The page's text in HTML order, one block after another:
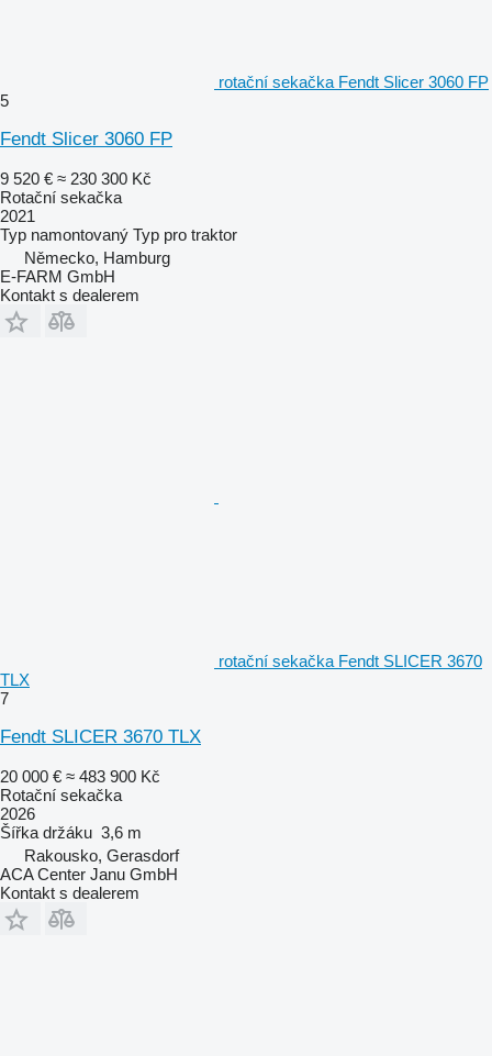
rotační sekačka Fendt Slicer 3060 FP
5
Fendt Slicer 3060 FP
9 520 € ≈ 230 300 Kč
Rotační sekačka
2021
Typ namontovaný Typ pro traktor
Německo, Hamburg
E-FARM GmbH
Kontakt s dealerem
rotační sekačka Fendt SLICER 3670
TLX
7
Fendt SLICER 3670 TLX
20 000 € ≈ 483 900 Kč
Rotační sekačka
2026
Šířka držáku 3,6 m
Rakousko, Gerasdorf
ACA Center Janu GmbH
Kontakt s dealerem